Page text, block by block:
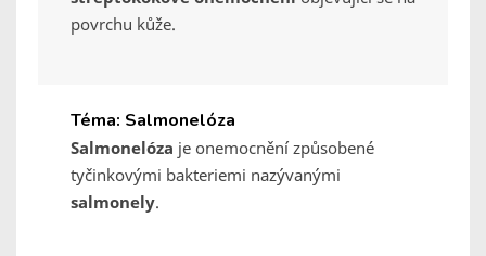
povrchu kůže.
Téma: Salmonelóza
Salmonelóza je onemocnění způsobené
tyčinkovými bakteriemi nazývanými
salmonely.